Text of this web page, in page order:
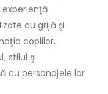
cu grijă şi
copiilor,
stilul şi
cu personajele lor